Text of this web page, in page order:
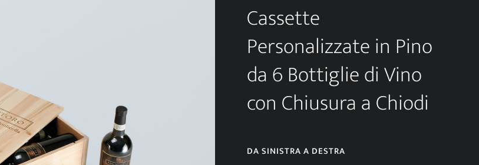
Cassette
Personalizzate in Pino
da 6 Bottiglie di Vino
con Chiusura a Chiodi
DA SINISTRA A DESTRA